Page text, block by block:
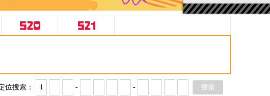
位搜索： - -